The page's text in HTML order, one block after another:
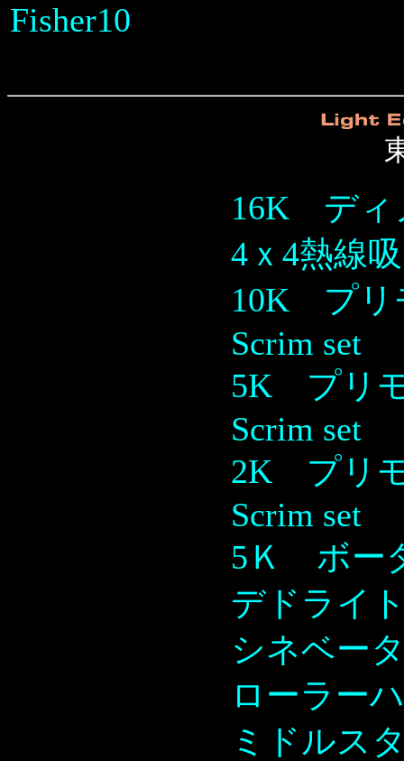
Fisher10
16K ディ
4ｘ4熱線
10K プリ
Scrim set
5K プリ
Scrim set
2K プリ
Scrim set
5Ｋ ボー
デドライ
シネベー
ローラー
ミドルス